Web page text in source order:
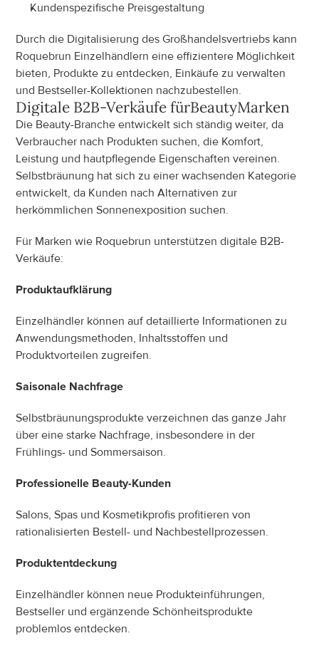
Kundenspezifische Preisgestaltung
Durch die Digitalisierung des Großhandelsvertriebs kann
Roquebrun Einzelhändlern eine effizientere Möglichkeit
bieten, Produkte zu entdecken, Einkäufe zu verwalten
und Bestseller-Kollektionen nachzubestellen.
Digitale B2B-Verkäufe fürBeautyMarken
Die Beauty-Branche entwickelt sich ständig weiter, da
Verbraucher nach Produkten suchen, die Komfort,
Leistung und hautpflegende Eigenschaften vereinen.
Selbstbräunung hat sich zu einer wachsenden Kategorie
entwickelt, da Kunden nach Alternativen zur
herkömmlichen Sonnenexposition suchen.
Für Marken wie Roquebrun unterstützen digitale B2B-
Verkäufe:
Produktaufklärung
Einzelhändler können auf detaillierte Informationen zu
Anwendungsmethoden, Inhaltsstoffen und
Produktvorteilen zugreifen.
Saisonale Nachfrage
Selbstbräunungsprodukte verzeichnen das ganze Jahr
über eine starke Nachfrage, insbesondere in der
Frühlings- und Sommersaison.
Professionelle Beauty-Kunden
Salons, Spas und Kosmetikprofis profitieren von
rationalisierten Bestell- und Nachbestellprozessen.
Produktentdeckung
Einzelhändler können neue Produkteinführungen,
Bestseller und ergänzende Schönheitsprodukte
problemlos entdecken.